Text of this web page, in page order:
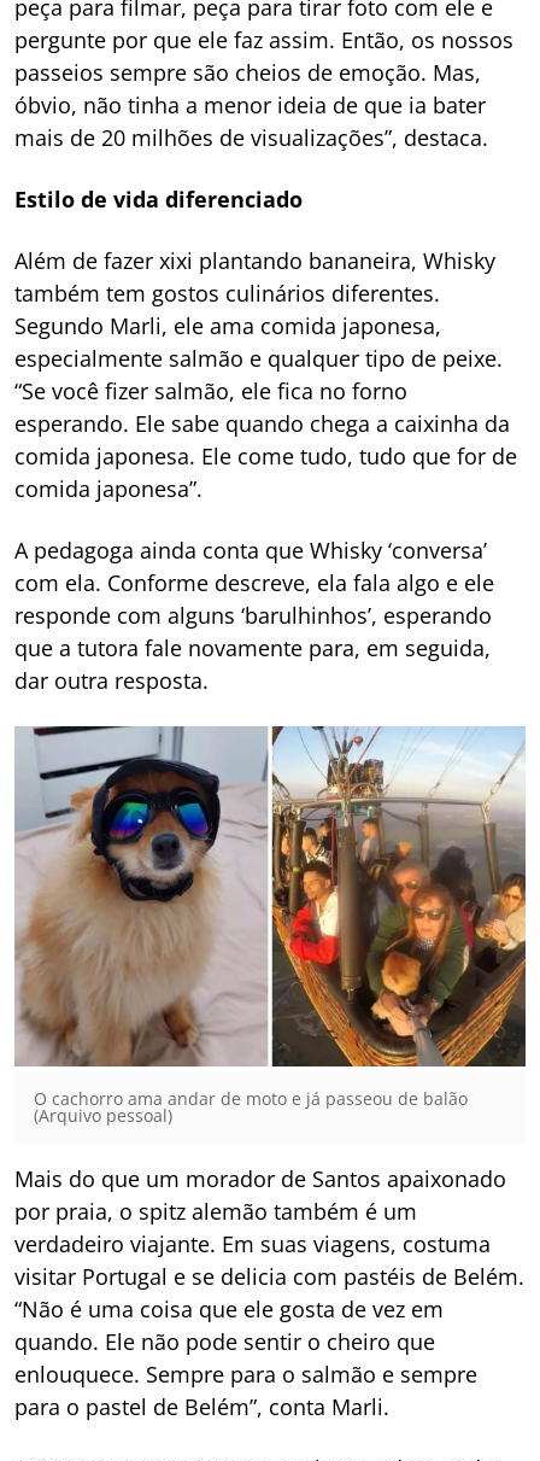
peça para filmar, peça para tirar foto com ele e
pergunte por que ele faz assim. Então, os nossos
passeios sempre são cheios de emoção. Mas,
óbvio, não tinha a menor ideia de que ia bater
mais de 20 milhões de visualizações”, destaca.
Estilo de vida diferenciado
Além de fazer xixi plantando bananeira, Whisky
também tem gostos culinários diferentes.
Segundo Marli, ele ama comida japonesa,
especialmente salmão e qualquer tipo de peixe.
“Se você fizer salmão, ele fica no forno
esperando. Ele sabe quando chega a caixinha da
comida japonesa. Ele come tudo, tudo que for de
comida japonesa”.
A pedagoga ainda conta que Whisky ‘conversa’
com ela. Conforme descreve, ela fala algo e ele
responde com alguns ‘barulhinhos’, esperando
que a tutora fale novamente para, em seguida,
dar outra resposta.
O cachorro ama andar de moto e já passeou de balão
(Arquivo pessoal)
Mais do que um morador de Santos apaixonado
por praia, o spitz alemão também é um
verdadeiro viajante. Em suas viagens, costuma
visitar Portugal e se delicia com pastéis de Belém.
“Não é uma coisa que ele gosta de vez em
quando. Ele não pode sentir o cheiro que
enlouquece. Sempre para o salmão e sempre
para o pastel de Belém”, conta Marli.